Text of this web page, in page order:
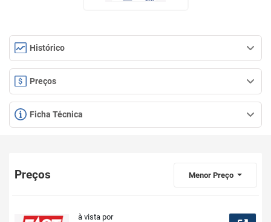
Histórico
Preços
Ficha Técnica
Preços Menor Preço
à vista por